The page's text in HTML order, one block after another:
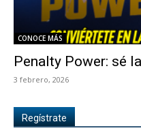
CONOCE MÁS
Penalty Power: sé
3 febrero, 2026
Regístrate